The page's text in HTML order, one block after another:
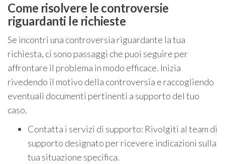
Come risolvere le controversie
riguardanti le richieste
Se incontri una controversia riguardante la tua
richiesta, ci sono passaggi che puoi seguire per
affrontare il problema in modo efficace. Inizia
rivedendo il motivo della controversia e raccogliendo
eventuali documenti pertinenti a supporto del tuo
caso.
Contatta i servizi di supporto: Rivolgiti al team di
supporto designato per ricevere indicazioni sulla
tua situazione specifica.